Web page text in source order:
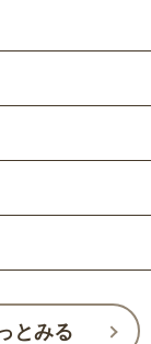
とみる